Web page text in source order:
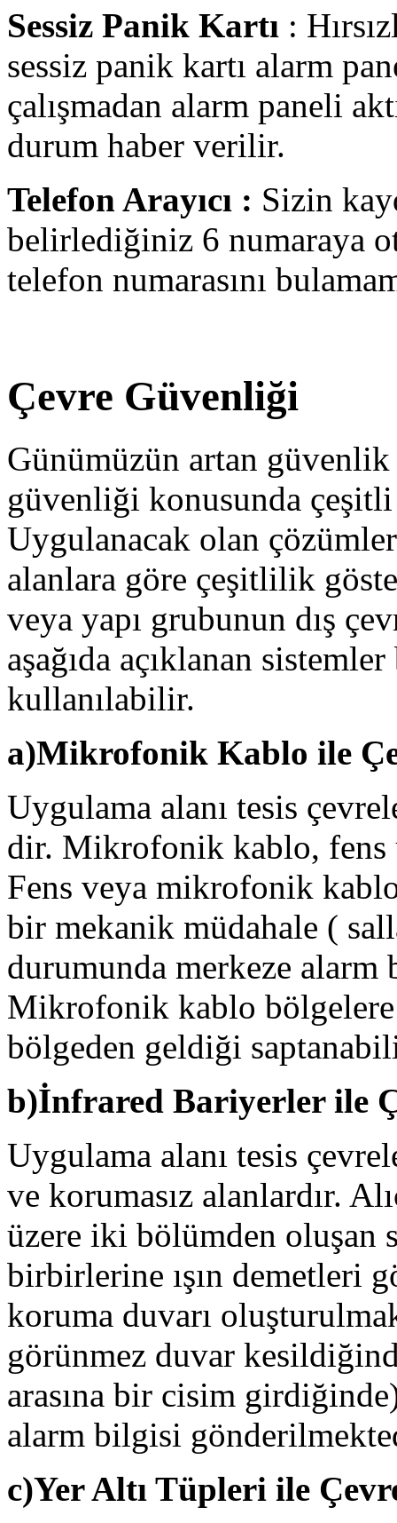
Sessiz Panik Kartı :
sessiz panik kartı alarm
çalışmadan alarm paneli
durum haber verilir.
Telefon Arayıcı : Sizin
belirlediğiniz 6 numaraya
telefon numarasını
Çevre Güvenliği
Günümüzün artan
güvenliği konusunda
Uygulanacak olan
alanlara göre çeşitlilik
veya yapı grubunun dış
aşağıda açıklanan
kullanılabilir.
a)Mikrofonik Kablo ile
Uygulama alanı tesis
dir. Mikrofonik kablo, fens
Fens veya mikrofonik
bir mekanik müdahale (
durumunda merkeze
Mikrofonik kablo bölgelere
bölgeden geldiği
b)İnfrared Bariyerler ile
Uygulama alanı tesis
ve korumasız alanlardır.
üzere iki bölümden oluşan
birbirlerine ışın demetleri
koruma duvarı
görünmez duvar
arasına bir cisim
alarm bilgisi
c)Yer Altı Tüpleri ile